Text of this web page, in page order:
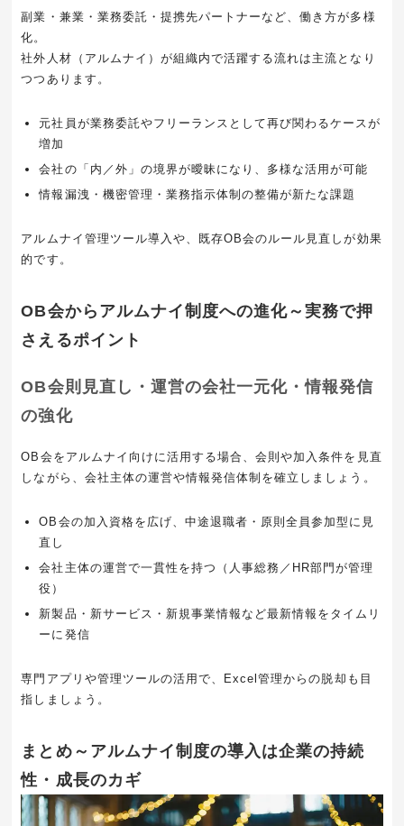
副業・兼業・業務委託・提携先パートナーなど、働き方が多様
化。
社外人材（アルムナイ）が組織内で活躍する流れは主流となり
つつあります。
元社員が業務委託やフリーランスとして再び関わるケースが
増加
会社の「内／外」の境界が曖昧になり、多様な活用が可能
情報漏洩・機密管理・業務指示体制の整備が新たな課題
アルムナイ管理ツール導入や、既存OB会のルール見直しが効果
的です。
OB会からアルムナイ制度への進化～実務で押
さえるポイント
OB会則見直し・運営の会社一元化・情報発信
の強化
OB会をアルムナイ向けに活用する場合、会則や加入条件を見直
しながら、会社主体の運営や情報発信体制を確立しましょう。
OB会の加入資格を広げ、中途退職者・原則全員参加型に見
直し
会社主体の運営で一貫性を持つ（人事総務／HR部門が管理
役）
新製品・新サービス・新規事業情報など最新情報をタイムリ
ーに発信
専門アプリや管理ツールの活用で、Excel管理からの脱却も目
指しましょう。
まとめ～アルムナイ制度の導入は企業の持続
性・成長のカギ